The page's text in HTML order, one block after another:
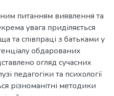
питанням виявлення та
увага приділяється
та співпраці з батьками у
обдарованих
огляд сучасних
педагогіки та психології
різноманітні методики